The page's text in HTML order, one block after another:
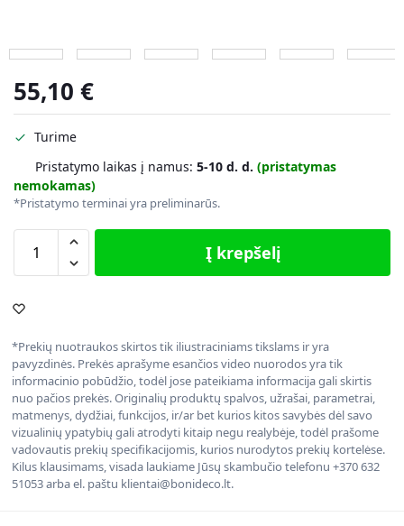
55,10 €
Turime
Pristatymo laikas į namus: 5-10 d. d. (pristatymas
nemokamas)
*Pristatymo terminai yra preliminarūs.
Į krepšelį
*Prekių nuotraukos skirtos tik iliustraciniams tikslams ir yra
pavyzdinės. Prekės aprašyme esančios video nuorodos yra tik
informacinio pobūdžio, todėl jose pateikiama informacija gali skirtis
nuo pačios prekės. Originalių produktų spalvos, užrašai, parametrai,
matmenys, dydžiai, funkcijos, ir/ar bet kurios kitos savybės dėl savo
vizualinių ypatybių gali atrodyti kitaip negu realybėje, todėl prašome
vadovautis prekių specifikacijomis, kurios nurodytos prekių kortelėse.
Kilus klausimams, visada laukiame Jūsų skambučio telefonu +370 632
51053 arba el. paštu klientai@bonideco.lt.